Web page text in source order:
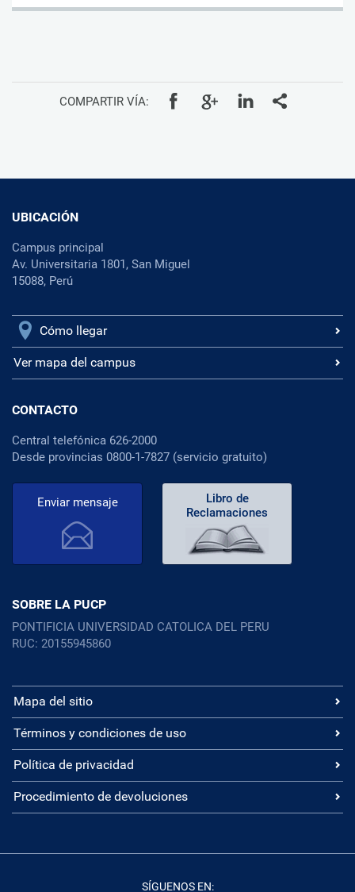
COMPARTIR VÍA:
UBICACIÓN
Campus principal
Av. Universitaria 1801, San Miguel
15088, Perú
Cómo llegar
Ver mapa del campus
CONTACTO
Central telefónica 626-2000
Desde provincias 0800-1-7827 (servicio gratuito)
Enviar mensaje
Libro de
Reclamaciones
SOBRE LA PUCP
PONTIFICIA UNIVERSIDAD CATOLICA DEL PERU
RUC: 20155945860
Mapa del sitio
Términos y condiciones de uso
Política de privacidad
Procedimiento de devoluciones
SÍGUENOS EN: